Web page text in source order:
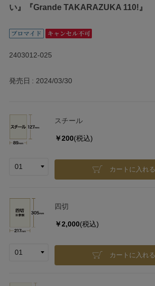
い』『Grande TAKARAZUKA 110!』
2403012-025
発売日 2024/03/30
スチール
￥200(税込)
カートに入れる
四切
￥2,000(税込)
カートに入れる